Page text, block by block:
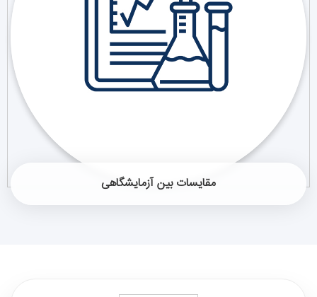
مقایسات بین آزمایشگاهی